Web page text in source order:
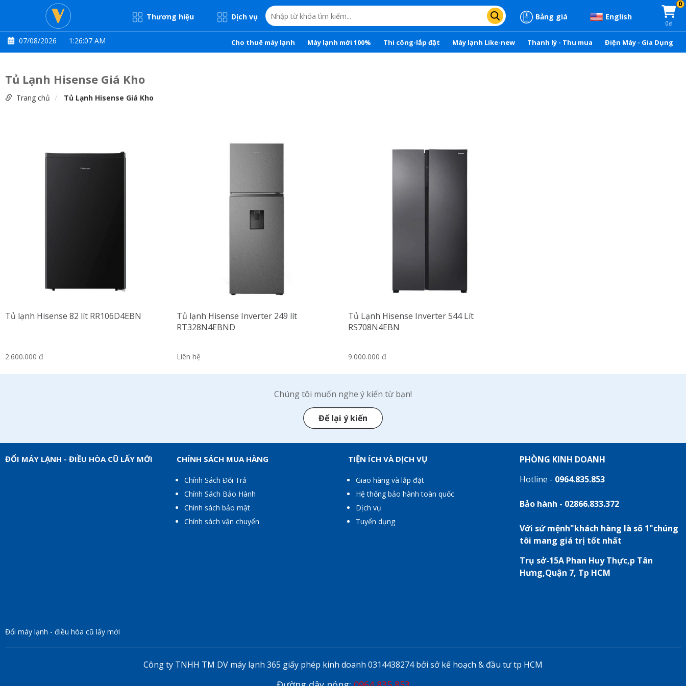
Thương hiệu Dịch vụ Bảng giá English
0
0đ
07/08/2026 1:26:07 AM Cho thuê máy lạnh Máy lạnh mới 100% Thi công-lắp đặt Máy lạnh Like-new Thanh lý - Thu mua Điện Máy - Gia Dụng
Tủ Lạnh Hisense Giá Kho
Trang chủ Tủ Lạnh Hisense Giá Kho
Tủ lạnh Hisense 82 lít RR106D4EBN
2.600.000 đ
Tủ lạnh Hisense Inverter 249 lít
RT328N4EBND
Liên hệ
Tủ Lạnh Hisense Inverter 544 Lít
RS708N4EBN
9.000.000 đ
Chúng tôi muốn nghe ý kiến từ bạn!
Để lại ý kiến
ĐỔI MÁY LẠNH - ĐIỀU HÒA CŨ LẤY MỚI CHÍNH SÁCH MUA HÀNG
Chính Sách Đổi Trả
Chính Sách Bảo Hành
Chính sách bảo mật
Chính sách vận chuyển
TIỆN ÍCH VÀ DỊCH VỤ
Giao hàng và lắp đặt
Hệ thống bảo hành toàn quốc
Dịch vụ
Tuyển dụng
PHÒNG KINH DOANH
Hotline - 0964.835.853
Bảo hành - 02866.833.372
Với sứ mệnh"khách hàng là số 1"chúng
tôi mang giá trị tốt nhất
Trụ sở-15A Phan Huy Thực,p Tân
Hưng,Quận 7, Tp HCM
Đổi máy lạnh - điều hòa cũ lấy mới
Công ty TNHH TM DV máy lạnh 365 giấy phép kinh doanh 0314438274 bởi sở kế hoạch & đầu tư tp HCM